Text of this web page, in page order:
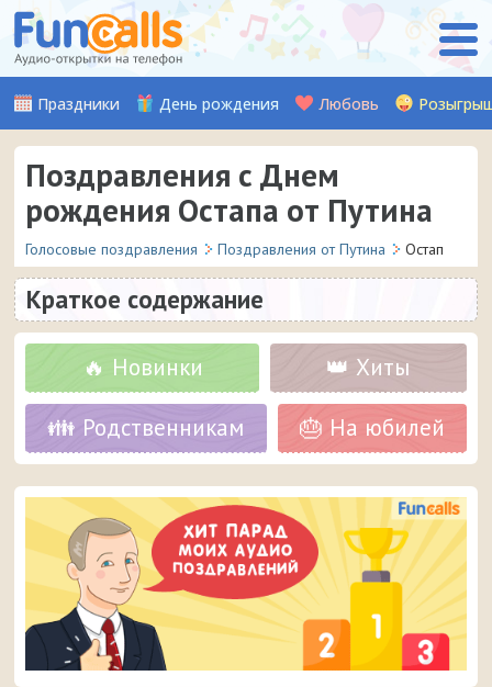
Праздники День рождения Любовь
Поздравления с Днем
рождения Остапа от Путина
Голосовые поздравления Поздравления от Путина Остап
Краткое содержание
🔥 Новинки 👑 Хиты
👪 Родственникам 🎂 На юбилей